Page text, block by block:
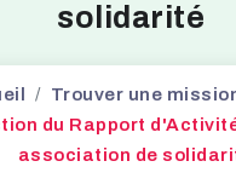
solidarité
Trouver une
du Rapport
association de